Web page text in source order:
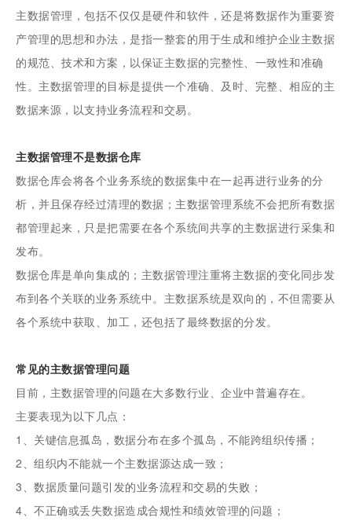
主数据管理，包括不仅仅是硬件和软件，还是将数据作为重要资
产管理的思想和办法，是指一整套的用于生成和维护企业主数据
的规范、技术和方案，以保证主数据的完整性、一致性和准确
性。主数据管理的目标是提供一个准确、及时、完整、相应的主
数据来源，以支持业务流程和交易。
主数据管理不是数据仓库
数据仓库会将各个业务系统的数据集中在一起再进行业务的分
析，并且保存经过清理的数据；主数据管理系统不会把所有数据
都管理起来，只是把需要在各个系统间共享的主数据进行采集和
发布。
数据仓库是单向集成的；主数据管理注重将主数据的变化同步发
布到各个关联的业务系统中。主数据系统是双向的，不但需要从
各个系统中获取、加工，还包括了最终数据的分发。
常见的主数据管理问题
目前，主数据管理的问题在大多数行业、企业中普遍存在。
主要表现为以下几点：
1、关键信息孤岛，数据分布在多个孤岛，不能跨组织传播；
2、组织内不能就一个主数据源达成一致；
3、数据质量问题引发的业务流程和交易的失败；
4、不正确或丢失数据造成合规性和绩效管理的问题；